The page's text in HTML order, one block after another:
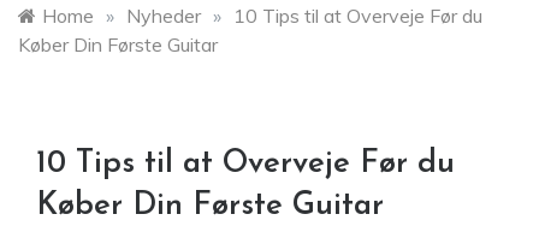
Home » Nyheder » 10 Tips til at Overveje Før du
Køber Din Første Guitar
10 Tips til at Overveje Før du
Køber Din Første Guitar